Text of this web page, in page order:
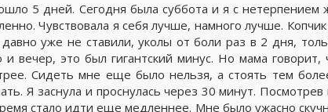
5 дней. Сегодня была суббота и я с
Чувствовала я себя лучше, намного лучше.
уже не ставили, уколы от боли раз в 2 дня,
и вечер, это был гигантский минус. Но мама
Сидеть мне еще было нельзя, а стоять тем
Я заснула и проснулась через 30 минут.
стало идти еще медленнее. Мне было ужасно